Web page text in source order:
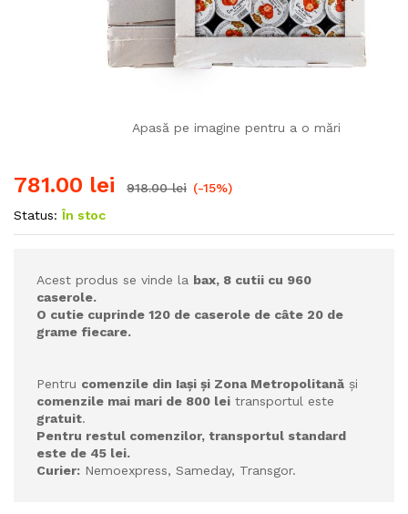
Apasă pe imagine pentru a o mări
781.00 lei 918.00lei (-15%)
Status: În stoc
Acest produs se vinde la bax, 8 cutii cu 960
caserole.
O cutie cuprinde 120 de caserole de câte 20 de
grame fiecare.
Pentru comenzile din Iași și Zona Metropolitană și
comenzile mai mari de 800 lei transportul este
gratuit.
Pentru restul comenzilor, transportul standard
este de 45 lei.
Curier: Nemoexpress, Sameday, Transgor.